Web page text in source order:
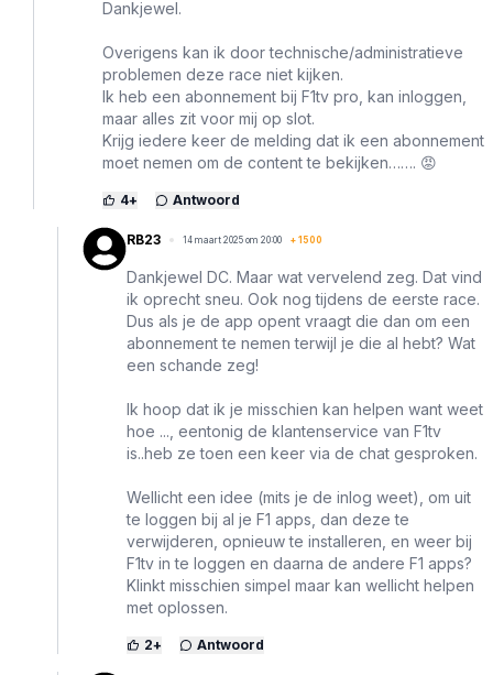
Dankjewel.
Overigens kan ik door technische/administratieve
problemen deze race niet kijken.
Ik heb een abonnement bij F1tv pro, kan inloggen,
maar alles zit voor mij op slot.
Krijg iedere keer de melding dat ik een abonnement
moet nemen om de content te bekijken……. 😡
4+ Antwoord
RB23 14 maart 2025 om 20:00 + 1500
Dankjewel DC. Maar wat vervelend zeg. Dat vind
ik oprecht sneu. Ook nog tijdens de eerste race.
Dus als je de app opent vraagt die dan om een
abonnement te nemen terwijl je die al hebt? Wat
een schande zeg!
Ik hoop dat ik je misschien kan helpen want weet
hoe ..., eentonig de klantenservice van F1tv
is..heb ze toen een keer via de chat gesproken.
Wellicht een idee (mits je de inlog weet), om uit
te loggen bij al je F1 apps, dan deze te
verwijderen, opnieuw te installeren, en weer bij
F1tv in te loggen en daarna de andere F1 apps?
Klinkt misschien simpel maar kan wellicht helpen
met oplossen.
2+ Antwoord